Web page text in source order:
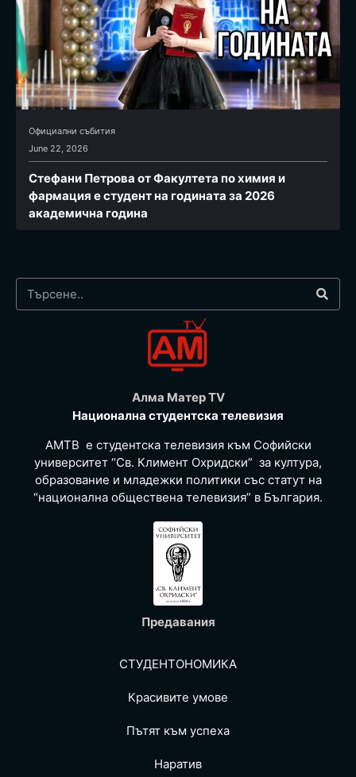
Официални събития
June 22, 2026
Стефани Петрова от Факултета по химия и
фармация e студент на годината за 2026
академична година
Алма Матер TV
Национална студентска телевизия
АМТВ е студентска телевизия към Софийски
университет “Св. Климент Охридски” за култура,
образование и младежки политики със статут на
“национална обществена телевизия” в България.
Предавания
СТУДЕНТОНОМИКА
Красивите умове
Пътят към успеха
Наратив